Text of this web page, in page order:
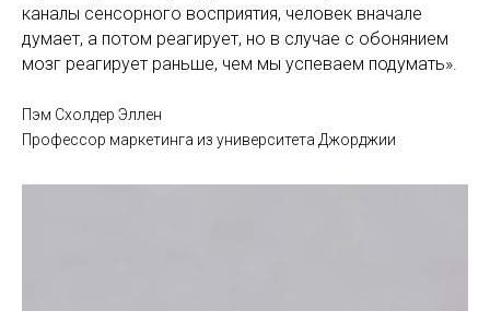
каналы сенсорного восприятия, человек вначале
думает, а потом реагирует, но в случае с обонянием
мозг реагирует раньше, чем мы успеваем подумать».
Пэм Схолдер Эллен
Профессор маркетинга из университета Джорджии